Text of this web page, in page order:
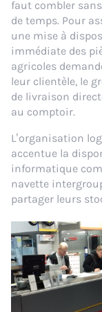
faut combler
de temps. Pour
une mise à
immédiate des
agricoles
leur clientèle, le
de livraison
au comptoir.
L’organisation
accentue la
informatique
navette
partager leurs